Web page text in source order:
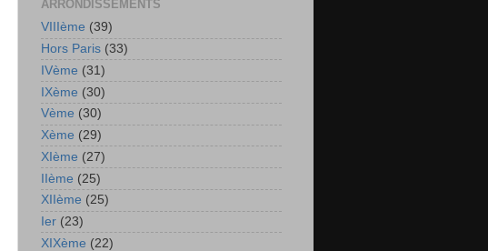
ARRONDISSEMENTS
VIIIème (39)
Hors Paris (33)
IVème (31)
IXème (30)
Vème (30)
Xème (29)
XIème (27)
IIème (25)
XIIème (25)
Ier (23)
XIXème (22)